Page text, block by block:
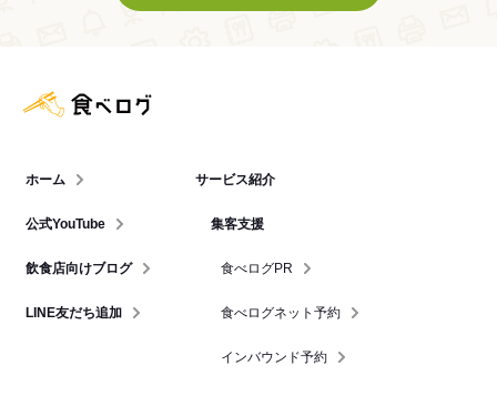
ホーム
公式YouTube
飲食店向けブログ
LINE友だち追加
サービス紹介
集客支援
食べログPR
食べログネット予約
インバウンド予約